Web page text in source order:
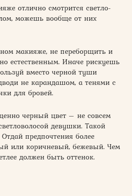
отлично смотрится светло-
можешь вообще от них
макияже, не переборщить и
естественным. Иначе рискуешь
вместо черной туши
не карандашом, а тенями с
для бровей.
черный цвет – не совсем
девушки. Такой
предпочтения более
или коричневый, бежевый. Чем
должен быть оттенок.